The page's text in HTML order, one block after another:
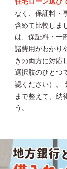
住宅ローン選び
なく、保証料・
含めて比較しま
は、保証料・一
諸費用がわかり
きの両方に対応
選択肢のひとつ
認ください）。
まで整えて、納
う。